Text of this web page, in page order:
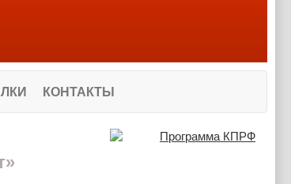
КОНТАКТЫ